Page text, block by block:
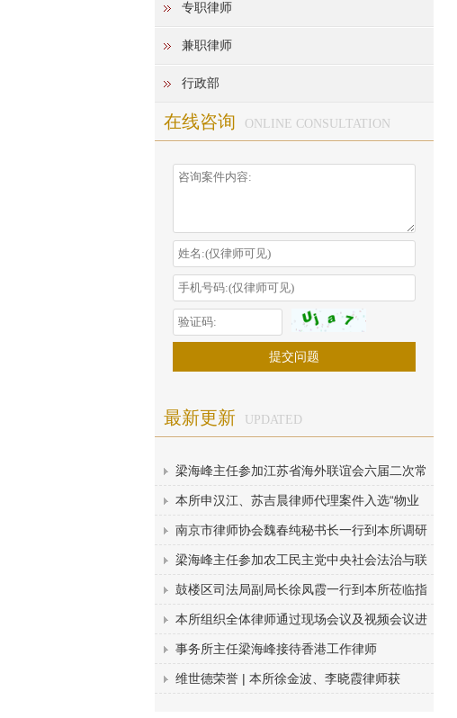
专职律师
兼职律师
行政部
在线咨询 ONLINE CONSULTATION
最新更新 UPDATED
梁海峰主任参加江苏省海外联谊会六届二次常
本所申汉江、苏吉晨律师代理案件入选“物业
南京市律师协会魏春纯秘书长一行到本所调研
梁海峰主任参加农工民主党中央社会法治与联
鼓楼区司法局副局长徐凤霞一行到本所莅临指
本所组织全体律师通过现场会议及视频会议进
事务所主任梁海峰接待香港工作律师
维世德荣誉 | 本所徐金波、李晓霞律师获